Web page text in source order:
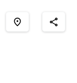
place share